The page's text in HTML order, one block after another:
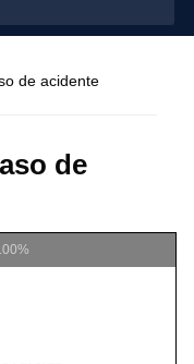
de acidente
de